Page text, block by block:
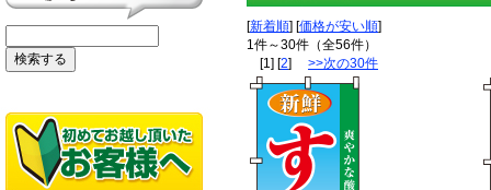
[新着順] [価格が安い順]
1件～30件（全56件）
[1] [2] >>次の30件